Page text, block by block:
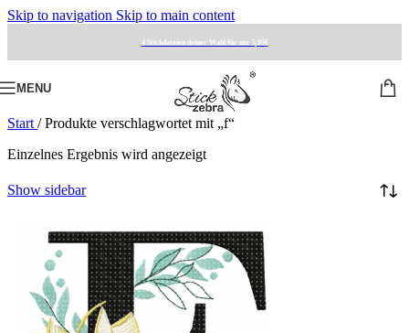
Skip to navigation Skip to main content
4 Stickdateien deiner Wahl für nur 5,95€
MENU
Start / Produkte verschlagwortet mit „f“
Einzelnes Ergebnis wird angezeigt
Show sidebar